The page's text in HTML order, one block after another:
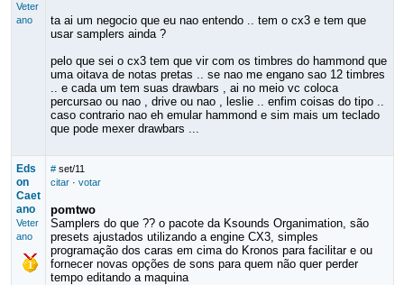
Veter
ano
ta ai um negocio que eu nao entendo .. tem o cx3 e tem que
usar samplers ainda ?
pelo que sei o cx3 tem que vir com os timbres do hammond que
uma oitava de notas pretas .. se nao me engano sao 12 timbres
.. e cada um tem suas drawbars , ai no meio vc coloca
percursao ou nao , drive ou nao , leslie .. enfim coisas do tipo ..
caso contrario nao eh emular hammond e sim mais um teclado
que pode mexer drawbars ...
Eds
on
Caet
ano
Veter
ano
# set/11
citar· votar
pomtwo
Samplers do que ?? o pacote da Ksounds Organimation, são
presets ajustados utilizando a engine CX3, simples
programação dos caras em cima do Kronos para facilitar e ou
fornecer novas opções de sons para quem não quer perder
tempo editando a maquina